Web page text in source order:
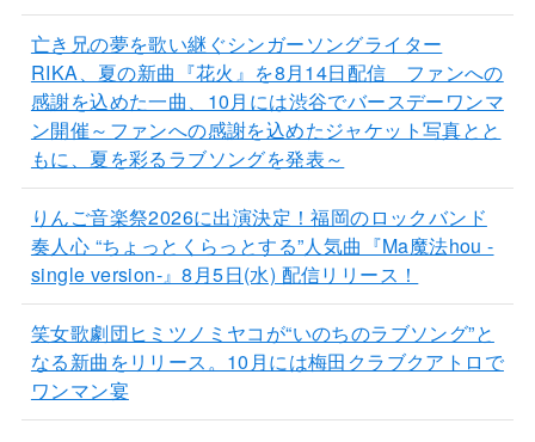
亡き兄の夢を歌い継ぐシンガーソングライター
RIKA、夏の新曲『花火』を8月14日配信 ファンへの
感謝を込めた一曲、10月には渋谷でバースデーワンマ
ン開催～ファンへの感謝を込めたジャケット写真とと
もに、夏を彩るラブソングを発表～
りんご音楽祭2026に出演決定！福岡のロックバンド
奏人心 “ちょっとくらっとする”人気曲『Ma魔法hou -
single version-』8月5日(水) 配信リリース！
笑女歌劇団ヒミツノミヤコが“いのちのラブソング”と
なる新曲をリリース。10月には梅田クラブクアトロで
ワンマン宴